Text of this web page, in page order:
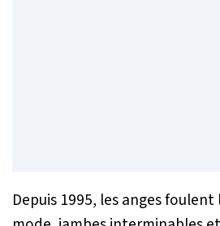
Depuis 1995, les anges